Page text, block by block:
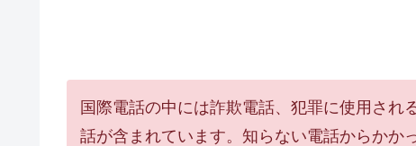
国際電話の中には詐欺電話、犯罪に使用され
話が含まれています。知らない電話からかか